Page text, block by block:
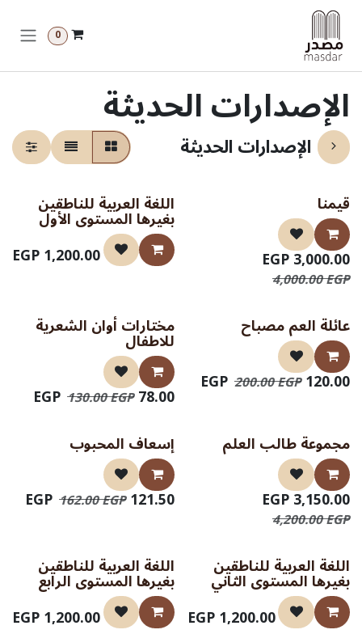
تخطي للذهاب إلى المحتوى
0
الإصدارات الحديثة
الإصدارات الحديثة
صدر حديثا
قيمنا
3,000.00
EGP
4,000.00EGP
صدر حديثا
اللغة العربية للناطقين
بغيرها المستوى الأول
1,200.00
صدر حديثا
عائلة العم مصباح
120.00
EGP
200.00EGP
صدر حديثا
مختارات أوان الشعرية
للاطفال
78.00
EGP
130.00EGP
صدر حديثا
مجموعة طالب العلم
3,150.00
EGP
4,200.00EGP
صدر حديثا
إسعاف المحبوب
121.50
EGP
162.00EGP
صدر حديثا
اللغة العربية للناطقين
بغيرها المستوى الثاني
1,200.00
صدر حديثا
اللغة العربية للناطقين
بغيرها المستوى الرابع
1,200.00